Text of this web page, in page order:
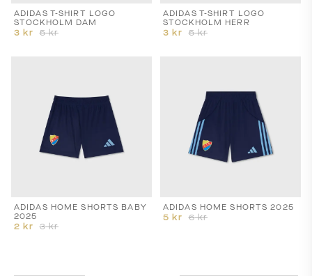
ADIDAS T-SHIRT LOGO
STOCKHOLM DAM
3 kr 5kr
ADIDAS T-SHIRT LOGO
STOCKHOLM HERR
3 kr 5kr
ADIDAS HOME SHORTS BABY
2025
2 kr 3kr
ADIDAS HOME SHORTS 2025
5 kr 6kr